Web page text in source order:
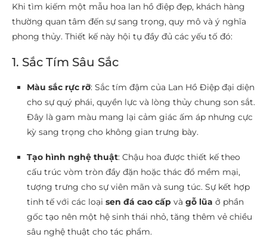
Khi tìm kiếm một mẫu hoa lan hồ điệp đẹp, khách hàng
thường quan tâm đến sự sang trọng, quy mô và ý nghĩa
phong thủy. Thiết kế này hội tụ đầy đủ các yếu tố đó:
1. Sắc Tím Sâu Sắc
Màu sắc rực rỡ: Sắc tím đậm của Lan Hồ Điệp đại diện
cho sự quý phái, quyền lực và lòng thủy chung son sắt.
Đây là gam màu mang lại cảm giác ấm áp nhưng cực
kỳ sang trọng cho không gian trưng bày.
Tạo hình nghệ thuật: Chậu hoa được thiết kế theo
cấu trúc vòm tròn đầy đặn hoặc thác đổ mềm mại,
tượng trưng cho sự viên mãn và sung túc. Sự kết hợp
tinh tế với các loại sen đá cao cấp và gỗ lũa ở phần
gốc tạo nên một hệ sinh thái nhỏ, tăng thêm vẻ chiều
sâu nghệ thuật cho tác phẩm.